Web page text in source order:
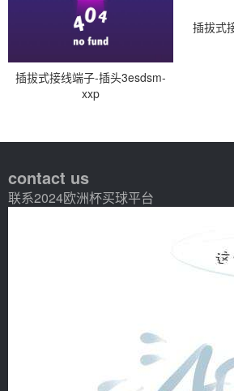
插拔式接线端子-插头3esdsm-
xxp
插拔式
contact us
联系2024欧洲杯买球平台